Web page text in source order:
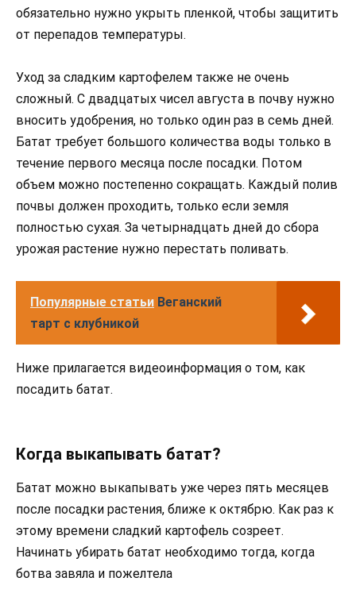
обязательно нужно укрыть пленкой, чтобы защитить
от перепадов температуры.
Уход за сладким картофелем также не очень
сложный. С двадцатых чисел августа в почву нужно
вносить удобрения, но только один раз в семь дней.
Батат требует большого количества воды только в
течение первого месяца после посадки. Потом
объем можно постепенно сокращать. Каждый полив
почвы должен проходить, только если земля
полностью сухая. За четырнадцать дней до сбора
урожая растение нужно перестать поливать.
Популярные статьи Веганский
тарт с клубникой
Ниже прилагается видеоинформация о том, как
посадить батат.
Когда выкапывать батат?
Батат можно выкапывать уже через пять месяцев
после посадки растения, ближе к октябрю. Как раз к
этому времени сладкий картофель созреет.
Начинать убирать батат необходимо тогда, когда
ботва завяла и пожелтела